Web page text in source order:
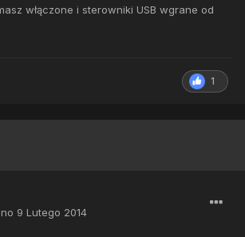
włączone i sterowniki USB wgrane od
1
9 Lutego 2014